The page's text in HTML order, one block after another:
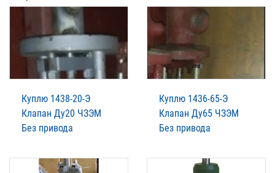
Куплю 1438-20-Э
Клапан Ду20 ЧЗЭМ
Без привода
Куплю 1436-65-Э
Клапан Ду65 ЧЗЭМ
Без привода